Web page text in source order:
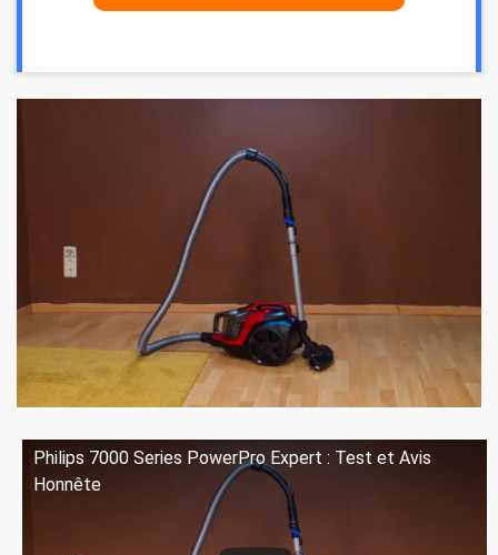
Philips 7000 Series PowerPro Expert : Test et Avis
Honnête